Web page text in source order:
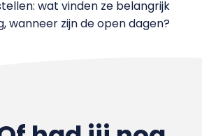
wat vinden ze belangrijk
wanneer zijn de open dagen?